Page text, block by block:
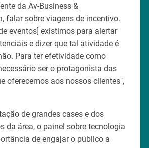
da Av-Business &
falar sobre viagens de incentivo.
eventos] existimos para alertar
e dizer que tal atividade é
Para ter efetividade como
ser o protagonista das
oferecemos aos nossos clientes",
de grandes cases e dos
da área, o painel sobre tecnologia
de engajar o público a